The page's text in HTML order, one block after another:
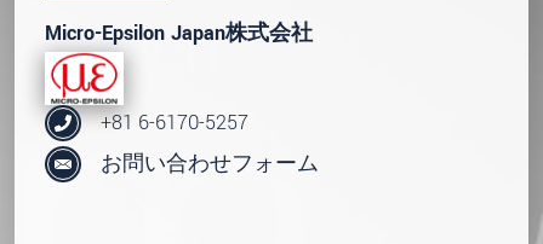
Micro-Epsilon Japan株式会社
+81 6-6170-5257
お問い合わせフォーム